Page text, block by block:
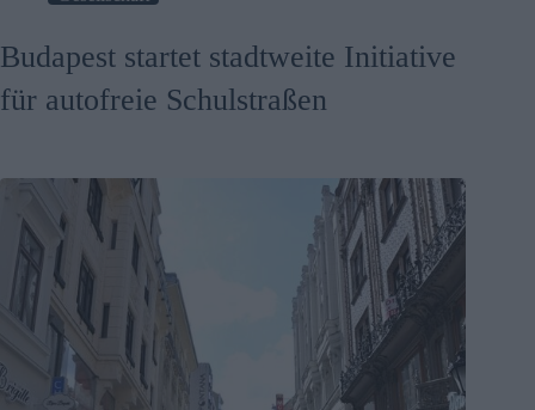
Budapest startet stadtweite Initiative
für autofreie Schulstraßen